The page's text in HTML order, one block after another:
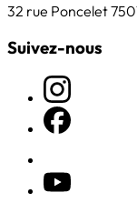
32 rue Poncelet
Suivez-nous